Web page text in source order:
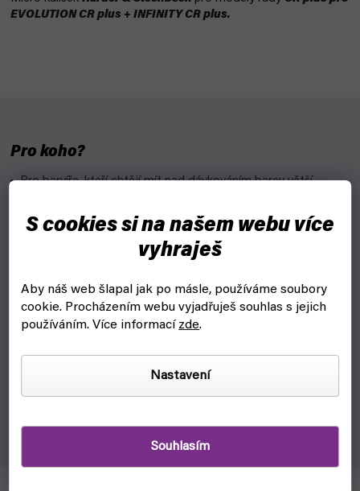
S cookies si na našem webu více
vyhraješ
Aby náš web šlapal jak po másle, používáme soubory
cookie. Procházením webu vyjadřuješ souhlas s jejich
používáním. Více informací zde.
Nastavení
Souhlasím
EVOLUTION CR plus + INFINITY CR plus.
Pro koho?
Pro barvíře, kteří chtějí mít nad dávkováním barev větší
Vlastnosti:
Výrobce: Harder & Steenbeck
1,5ml
DOPLŇKOVÉ PARAMETRY
Další náhradní díly pro Airbrush